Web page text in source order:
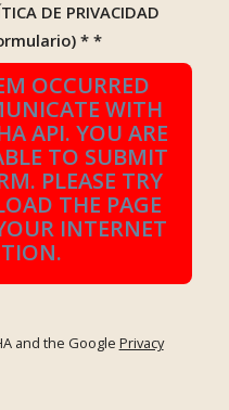
DE PRIVACIDAD
* *
OCCURRED
WITH
API. YOU ARE
TO SUBMIT
PLEASE TRY
THE PAGE
INTERNET
and the Google Privacy